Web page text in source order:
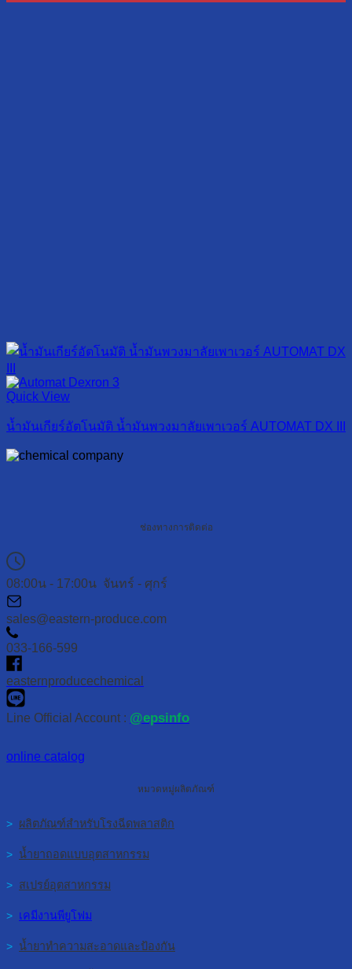
Quick View
น้ำมันเกียร์อัตโนมัติ น้ำมันพวงมาลัยเพาเวอร์ AUTOMAT DX III
ช่องทางการติดต่อ
08:00น - 17:00น จันทร์ - ศุกร์
sales@eastern-produce.com
033-166-599
easternproducechemical
Line Official Account : @epsinfo
online catalog
หมวดหมู่ผลิตภัณฑ์
> ผลิตภัณฑ์สำหรับโรงฉีดพลาสติก
> น้ำยาถอดแบบอุตสาหกรรม
> สเปรย์อุตสาหกรรม
> เคมีงานพียูโฟม
> น้ำยาทำความสะอาดและป้องกัน